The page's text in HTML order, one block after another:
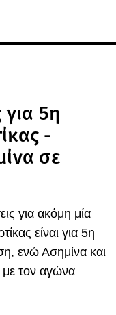
5η
-
σε
για ακόμη μία
είναι για 5η
ενώ Ασημίνα και
τον αγώνα